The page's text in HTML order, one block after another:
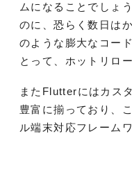
ムになることでしょ
のに、恐らく数日は
のような膨大なコー
とって、ホットリロ
またFlutterにはカス
豊富に揃っており、
ル端末対応フレーム